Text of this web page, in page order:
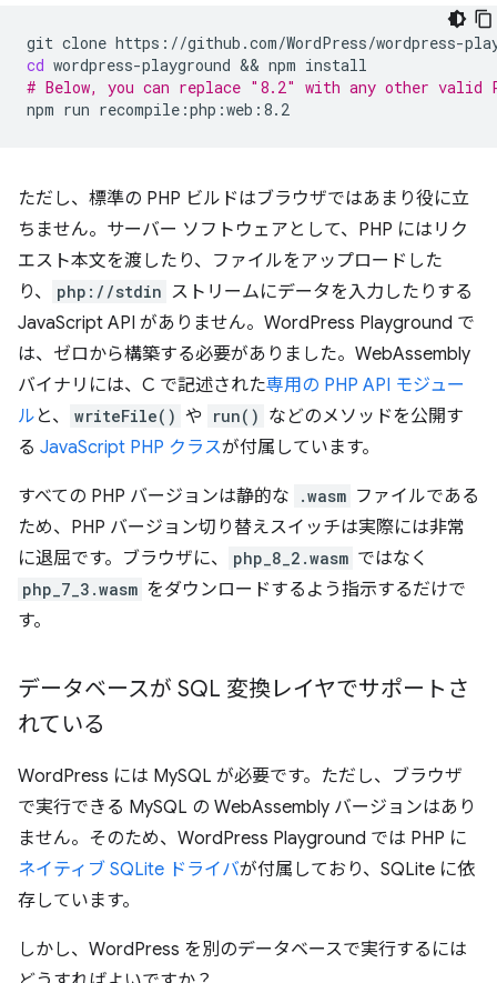
git clone
cd wordpress-playground && npm
# Below, you can replace "8.2" with any other valid
npm run
ただし、標準の PHP ビルドはブラウザではあまり役に立
ちません。サーバー ソフトウェアとして、PHP にはリク
エスト本文を渡したり、ファイルをアップロードした
り、
php://stdin ストリームにデータを入力したりする
JavaScript API がありません。WordPress Playground で
は、ゼロから構築する必要がありました。WebAssembly
バイナリには、C で記述された専用の PHP API モジュー
ル と、 writeFile() や run() などのメソッドを公開す
る JavaScript PHP クラスが付属しています。
すべての PHP バージョンは静的な .wasm ファイルである
ため、PHP バージョン切り替えスイッチは実際には非常
に退屈です。ブラウザに、
php_8_2.wasm ではなく
php_7_3.wasm をダウンロードするよう指示するだけで
す。
データベースが SQL 変換レイヤでサポートさ
れている
WordPress には MySQL が必要です。ただし、ブラウザ
で実行できる MySQL の WebAssembly バージョンはあり
ません。そのため、WordPress Playground では PHP に
ネイティブ SQLite ドライバが付属しており、SQLite に依
存しています。
しかし、WordPress を別のデータベースで実行するには